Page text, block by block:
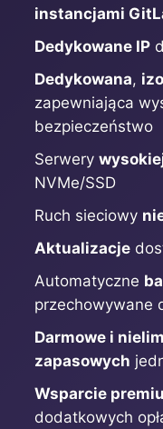
GitLab
GitLab
Grafana
Graylog
InfluxDB
Kafka
instancjami
Dedykowane IP
Dedykowana,
zapewniająca
bezpieczeństwo
Serwery
NVMe/SSD
Ruch sieciowy
Aktualizacje
Automatyczne
przechowywane
Darmowe i
zapasowych
Wsparcie
dodatkowych